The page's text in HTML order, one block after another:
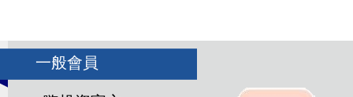
一般會員